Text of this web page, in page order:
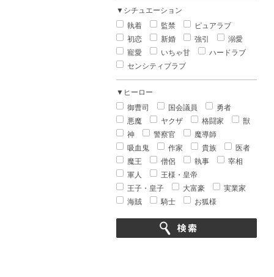
▼シチュエーション
執着
監禁
ピュアラブ
初恋
新婚 強引
溺愛
寵愛
いちゃ甘
ハードラブ
センシティブラブ
▼ヒーロー
御曹司
国会議員
勇者
悪魔
ヤクザ 格闘家
獣
神
警察官
魔導師
吸血鬼
作家 貴族
医者
魔王
僧侶 執事
宰相
軍人
王様・皇帝
王子・皇子
大富豪
実業家
海賊
騎士 お狐様